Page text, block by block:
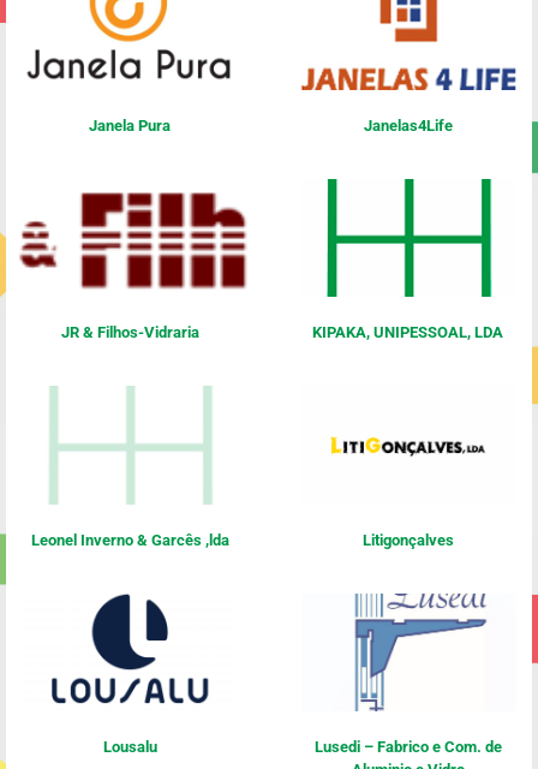
Janela Pura Janelas4Life
JR & Filhos-Vidraria KIPAKA, UNIPESSOAL, LDA
Leonel Inverno & Garcês ,lda Litigonçalves
Lousalu
Lusedi – Fabrico e Com. de